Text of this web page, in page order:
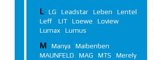
L LG Leadstar Leben
Lentel
Leff
LIT Loewe
Loview
Lumax
Lumus
M Manya
Maibenben
MAUNFELD
MAG MTS
Merely